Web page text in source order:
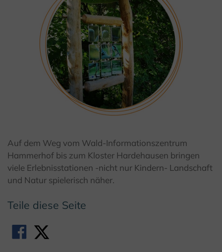
© Kulturland Kreis Höxter / K. Krajewski
Auf dem Weg vom Wald-Informationszentrum
Hammerhof bis zum Kloster Hardehausen bringen
viele Erlebnisstationen -nicht nur Kindern- Landschaft
und Natur spielerisch näher.
Teile diese Seite